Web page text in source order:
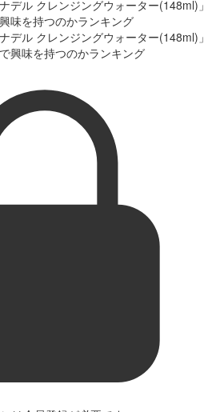
デル クレンジングウォーター(148ml)」
味を持つのかランキング
デル クレンジングウォーター(148ml)」
興味を持つのかランキング